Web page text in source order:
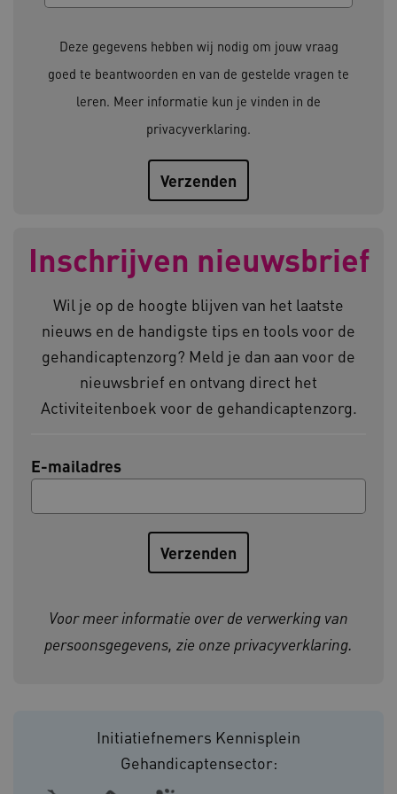
Deze gegevens hebben wij nodig om jouw vraag
goed te beantwoorden en van de gestelde vragen te
leren. Meer informatie kun je vinden in de
privacyverklaring.
Inschrijven nieuwsbrief
Wil je op de hoogte blijven van het laatste
nieuws en de handigste tips en tools voor de
gehandicaptenzorg? Meld je dan aan voor de
nieuwsbrief en ontvang direct het
Activiteitenboek voor de gehandicaptenzorg.
E-mailadres
Voor meer informatie over de verwerking van
persoonsgegevens, zie onze privacyverklaring.
Initiatiefnemers Kennisplein
Gehandicaptensector:
worden altijd geplaatst en maken geen inbreuk
op uw privacy.
.youtube.com
__cf_bm
Cloudflare Inc.
.vimeo.com
CookieScriptConsent
CookieScript
www.kennispleingehandicaptensector.nl
Google Privacy Policy